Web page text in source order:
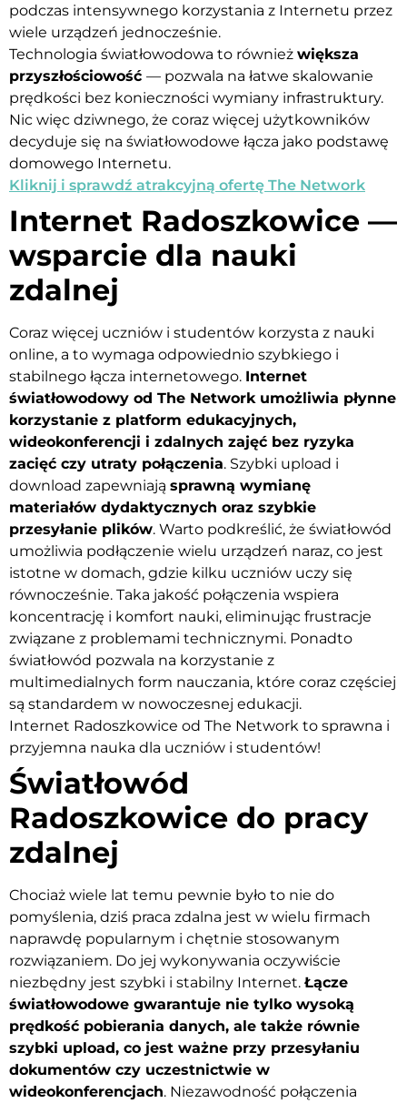
podczas intensywnego korzystania z Internetu przez
wiele urządzeń jednocześnie.
Technologia światłowodowa to również większa
przyszłościowość — pozwala na łatwe skalowanie
prędkości bez konieczności wymiany infrastruktury.
Nic więc dziwnego, że coraz więcej użytkowników
decyduje się na światłowodowe łącza jako podstawę
domowego Internetu.
Kliknij i sprawdź atrakcyjną ofertę The Network
Internet Radoszkowice —
wsparcie dla nauki
zdalnej
Coraz więcej uczniów i studentów korzysta z nauki
online, a to wymaga odpowiednio szybkiego i
stabilnego łącza internetowego. Internet
światłowodowy od The Network umożliwia płynne
korzystanie z platform edukacyjnych,
wideokonferencji i zdalnych zajęć bez ryzyka
zacięć czy utraty połączenia. Szybki upload i
download zapewniają sprawną wymianę
materiałów dydaktycznych oraz szybkie
przesyłanie plików. Warto podkreślić, że światłowód
umożliwia podłączenie wielu urządzeń naraz, co jest
istotne w domach, gdzie kilku uczniów uczy się
równocześnie. Taka jakość połączenia wspiera
koncentrację i komfort nauki, eliminując frustracje
związane z problemami technicznymi. Ponadto
światłowód pozwala na korzystanie z
multimedialnych form nauczania, które coraz częściej
są standardem w nowoczesnej edukacji.
Internet Radoszkowice od The Network to sprawna i
przyjemna nauka dla uczniów i studentów!
Światłowód
Radoszkowice do pracy
zdalnej
Chociaż wiele lat temu pewnie było to nie do
pomyślenia, dziś praca zdalna jest w wielu firmach
naprawdę popularnym i chętnie stosowanym
rozwiązaniem. Do jej wykonywania oczywiście
niezbędny jest szybki i stabilny Internet. Łącze
światłowodowe gwarantuje nie tylko wysoką
prędkość pobierania danych, ale także równie
szybki upload, co jest ważne przy przesyłaniu
dokumentów czy uczestnictwie w
wideokonferencjach. Niezawodność połączenia